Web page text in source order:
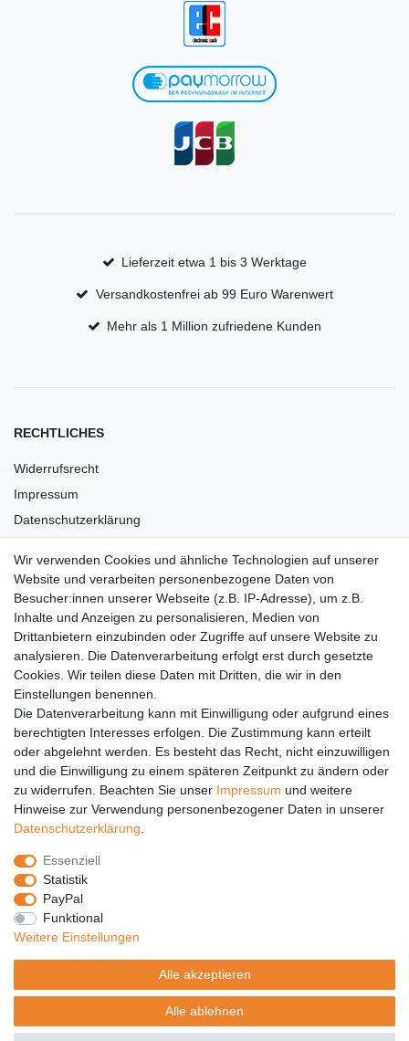
Lieferzeit etwa 1 bis 3 Werktage
Versandkostenfrei ab 99 Euro Warenwert
Mehr als 1 Million zufriedene Kunden
RECHTLICHES
Widerrufsrecht
Impressum
Datenschutzerklärung
Barrierefreiheit
Anleitungen
Vertrag widerrufen
PARTNER
DHL
GLS
PaketPLUS
SPONSORING
Malchower SV 90
Malchower Wölfe
ZERTIFIKATE
Händlerbund
Trusted Shops
Wir verwenden Cookies und ähnliche Technologien auf unserer
Website und verarbeiten personenbezogene Daten von
Besucher:innen unserer Webseite (z.B. IP-Adresse), um z.B.
Inhalte und Anzeigen zu personalisieren, Medien von
Drittanbietern einzubinden oder Zugriffe auf unsere Website zu
analysieren. Die Datenverarbeitung erfolgt erst durch gesetzte
Cookies. Wir teilen diese Daten mit Dritten, die wir in den
Einstellungen benennen.
Die Datenverarbeitung kann mit Einwilligung oder aufgrund eines
berechtigten Interesses erfolgen. Die Zustimmung kann erteilt
oder abgelehnt werden. Es besteht das Recht, nicht einzuwilligen
und die Einwilligung zu einem späteren Zeitpunkt zu ändern oder
zu widerrufen. Beachten Sie unser Impressum und weitere
Hinweise zur Verwendung personenbezogener Daten in unserer
Daten­schutz­erklärung
Essenziell
Statistik
PayPal
Funktional
Weitere Einstellungen
Alle akzeptieren
Alle ablehnen